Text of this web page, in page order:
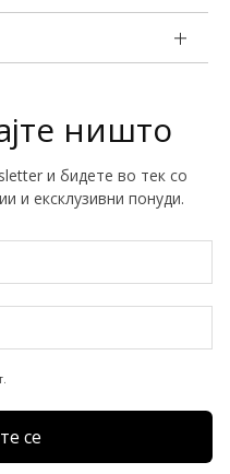
ништо
и бидете во тек со
и ексклузивни понуди.
се